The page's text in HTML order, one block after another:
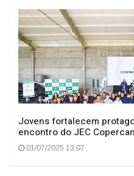
Jovens fortalecem
encontro do JEC
01/07/2025 13:07